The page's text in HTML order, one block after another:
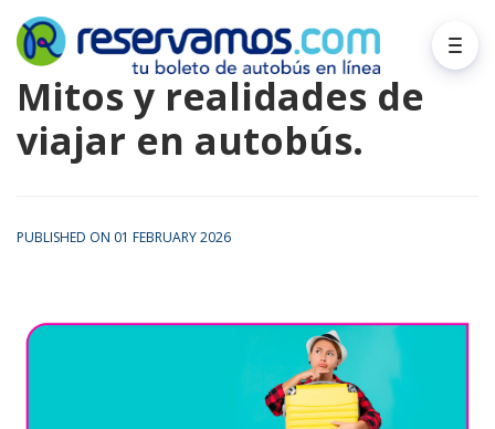
Mitos y realidades de
viajar en autobús.
PUBLISHED ON 01 FEBRUARY 2026